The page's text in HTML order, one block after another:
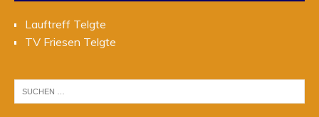
Lauftreff Telgte
TV Friesen Telgte